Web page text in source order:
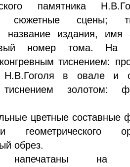
памятника
сюжетные сцены;
название издания, имя
номер тома. На
тиснением:
Н.В.Гоголя в овале и
золотом:
цветные составные
геометрического
обрез.
напечатаны на